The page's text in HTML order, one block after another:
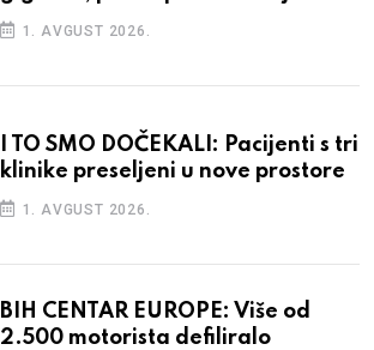
1. AVGUST 2026.
I TO SMO DOČEKALI: Pacijenti s tri
klinike preseljeni u nove prostore
1. AVGUST 2026.
BIH CENTAR EUROPE: Više od
2.500 motorista defiliralo